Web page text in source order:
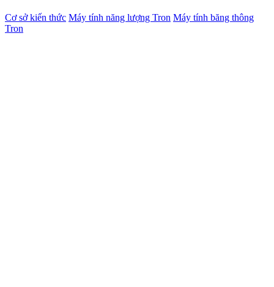
Cơ sở kiến thức Máy tính năng lượng Tron Máy tính băng thông
Tron